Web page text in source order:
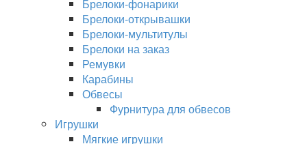
Брелоки-фонарики
Брелоки-открывашки
Брелоки-мультитулы
Брелоки на заказ
Ремувки
Карабины
Обвесы
Фурнитура для обвесов
Игрушки
Мягкие игрушки